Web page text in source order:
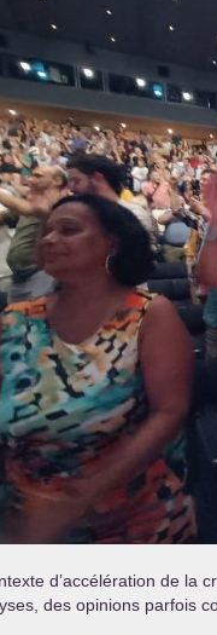
d’accélération de
des opinions parfois